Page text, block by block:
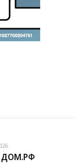
ДОМ.РФ